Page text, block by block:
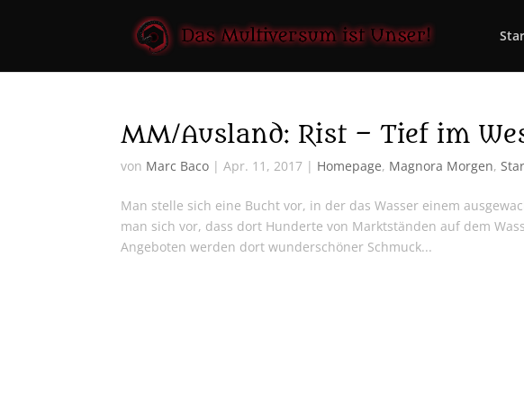
MM/Ausland: Rist – Tief im
von Marc Baco |Apr. 11, 2017 | Homepage, Magnora Morgen,
Man stelle sich eine Bucht vor, in der das Wasser einem
man sich vor, dass dort Hunderte von Marktständen auf dem
Angeboten werden dort wunderschöner Schmuck...